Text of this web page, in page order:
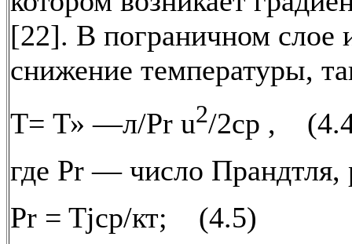
[22]. В пограничном слое
снижение температуры,
Т= Т» —л/Pr u2/2cp ,
где Pr — число Прандтля,
Pr = Tjcp/кт; (4.5)